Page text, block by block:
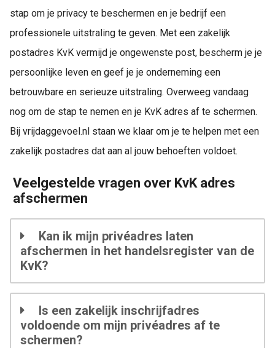
stap om je privacy te beschermen en je bedrijf een
professionele uitstraling te geven. Met een zakelijk
postadres KvK vermijd je ongewenste post, bescherm je je
persoonlijke leven en geef je je onderneming een
betrouwbare en serieuze uitstraling. Overweeg vandaag
nog om de stap te nemen en je KvK adres af te schermen.
Bij vrijdaggevoel.nl staan we klaar om je te helpen met een
zakelijk postadres dat aan al jouw behoeften voldoet.
Veelgestelde vragen over KvK adres
afschermen
Kan ik mijn privéadres laten
afschermen in het handelsregister van de
KvK?
Is een zakelijk inschrijfadres
voldoende om mijn privéadres af te
schermen?